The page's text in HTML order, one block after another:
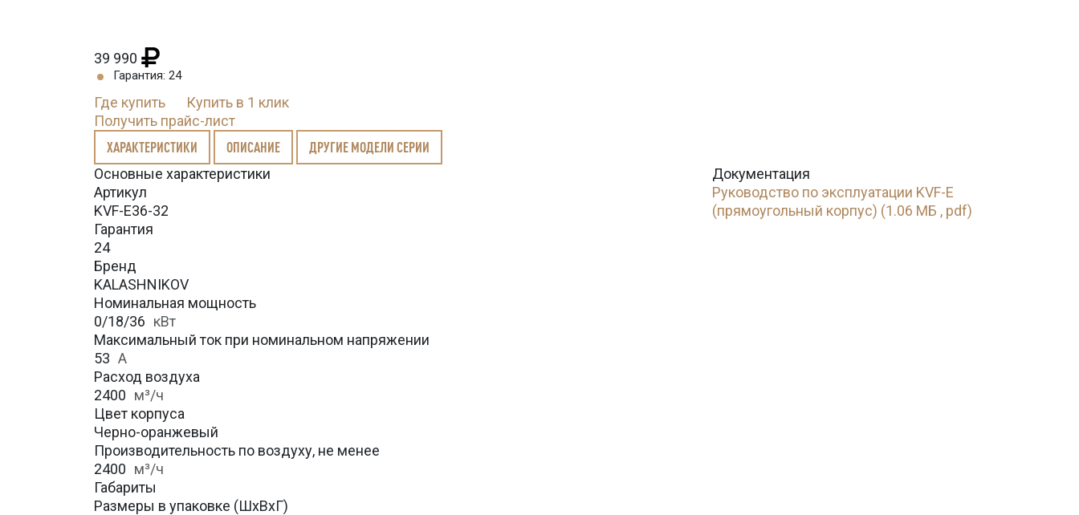
39 990
Гарантия: 24
Где купить
Купить в 1 клик
Получить прайс-лист
ХАРАКТЕРИСТИКИ ОПИСАНИЕ ДРУГИЕ МОДЕЛИ СЕРИИ
Основные характеристики
Артикул
KVF-E36-32
Гарантия
24
Бренд
KALASHNIKOV
Номинальная мощность
0/18/36 кВт
Максимальный ток при номинальном напряжении
53 А
Расход воздуха
2400 м³/ч
Цвет корпуса
Черно-оранжевый
Производительность по воздуху, не менее
2400 м³/ч
Габариты
Размеры в упаковке (ШхВхГ)
Документация
Руководство по эксплуатации KVF-E
(прямоугольный корпус) (1.06 МБ , pdf)